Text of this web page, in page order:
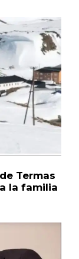
Termas
la familia